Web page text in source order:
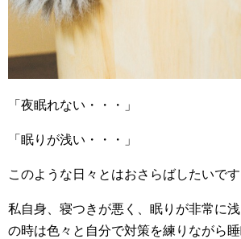
「夜眠れない・・・」
「眠りが浅い・・・」
このような日々とはおさらばしたいです
私自身、寝つきが悪く、眠りが非常に
の時は色々と自分で対策を練りながら